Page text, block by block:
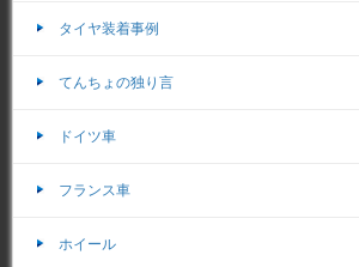
タイヤ装着事例
てんちょの独り言
ドイツ車
フランス車
ホイール